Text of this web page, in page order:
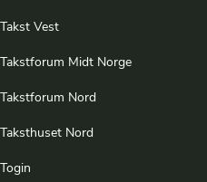
Takst Vest
Takstforum Midt Norge
Takstforum Nord
Taksthuset Nord
Togin